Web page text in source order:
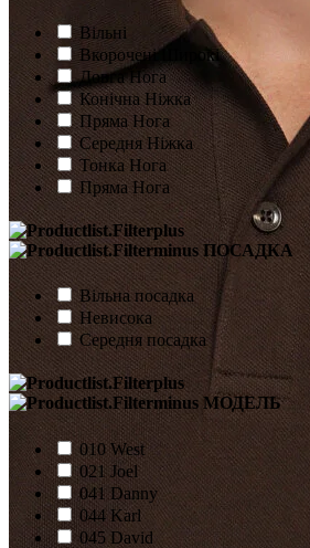
Вільні
Вкорочені Широкі
Довга Нога
Конічна Ніжка
Пряма Нога
Середня Ніжка
Тонка Нога
Пряма Нога
ПОСАДКА
Вільна посадка
Невисока
Середня посадка
МОДЕЛЬ
010 West
021 Joel
041 Danny
044 Karl
045 David